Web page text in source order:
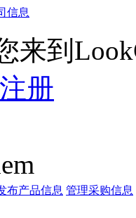
信息
来到
册
布产品信息 管理采购信息